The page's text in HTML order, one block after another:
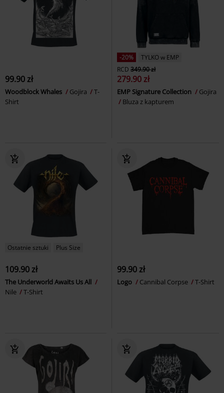
99.90 zł
Woodblock Whales Gojira
T-
Shirt
-20%
TYLKO w EMP
RCD 349.90 zł
279.90 zł
EMP Signature Collection
Gojira
Bluza z kapturem
Ostatnie sztuki Plus Size
109.90 zł
The Underworld Awaits Us All
Nile
T-Shirt
99.90 zł
Logo Cannibal Corpse T-Shirt